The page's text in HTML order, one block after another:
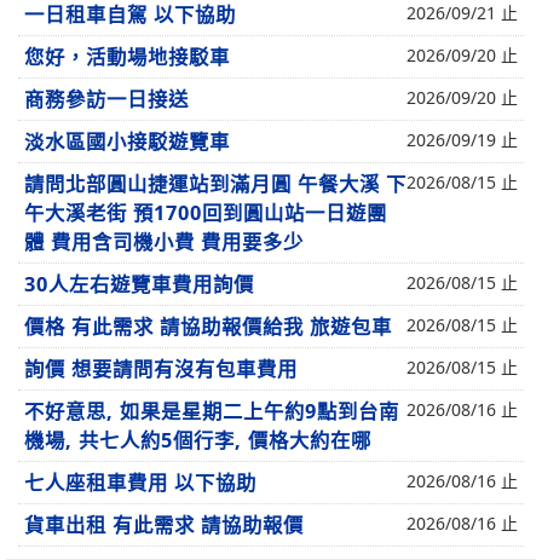
一日租車自駕 以下協助 2026/09/21 止
您好，活動場地接駁車 2026/09/20 止
商務參訪一日接送 2026/09/20 止
淡水區國小接駁遊覽車 2026/09/19 止
請問北部圓山捷運站到滿月圓 午餐大溪 下
午大溪老街 預1700回到圓山站一日遊團
體 費用含司機小費 費用要多少
2026/08/15 止
30人左右遊覽車費用詢價 2026/08/15 止
價格 有此需求 請協助報價給我 旅遊包車 2026/08/15 止
詢價 想要請問有沒有包車費用 2026/08/15 止
不好意思, 如果是星期二上午約9點到台南
機場, 共七人約5個行李, 價格大約在哪
2026/08/16 止
七人座租車費用 以下協助 2026/08/16 止
貨車出租 有此需求 請協助報價 2026/08/16 止